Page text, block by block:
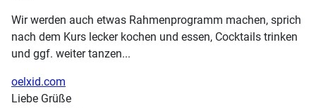
Wir werden auch etwas Rahmenprogramm machen, sprich
nach dem Kurs lecker kochen und essen, Cocktails trinken
und ggf. weiter tanzen...
oelxid.com
Liebe Grüße